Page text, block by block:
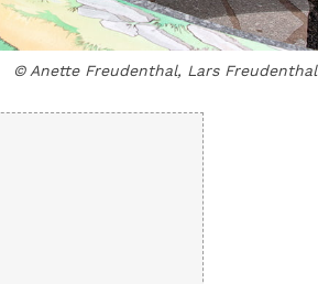
© Anette Freudenthal, Lars Freudenthal